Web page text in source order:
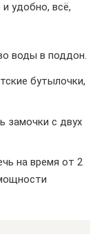
удобно, всё,
воды в поддон.
бутылочки,
замочки с двух
на время от 2